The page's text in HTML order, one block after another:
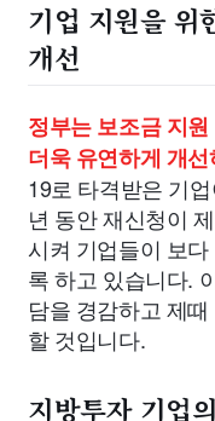
기업 지원을 위
개선
정부는 보조금 지
더욱 유연하게 개
19로 타격받은 기
년 동안 재신청이
시켜 기업들이 보
록 하고 있습니다.
담을 경감하고 제
할 것입니다.
지방투자 기업